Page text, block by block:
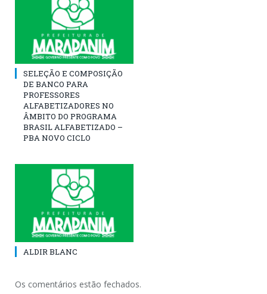
SELEÇÃO E COMPOSIÇÃO
DE BANCO PARA
PROFESSORES
ALFABETIZADORES NO
ÂMBITO DO PROGRAMA
BRASIL ALFABETIZADO –
PBA NOVO CICLO
ALDIR BLANC
Os comentários estão fechados.